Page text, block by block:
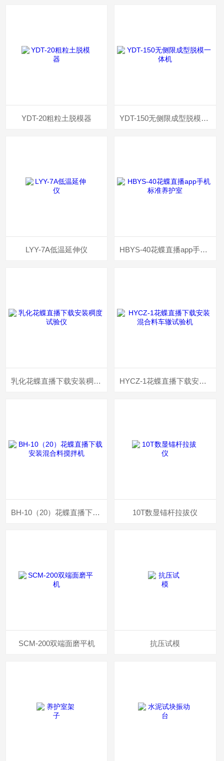
YDT-20粗粒土脱模器 YDT-150无侧限成型脱模一体机
LYY-7A低温延伸仪 HBYS-40花蝶直播app手机标准养护室
乳化花蝶直播下载安装稠度试验仪 HYCZ-1花蝶直播下载安装混合料车辙试验机
BH-10（20）花蝶直播下载安装混合料搅拌机 10T数显锚杆拉拔仪
SCM-200双端面磨平机 抗压试模